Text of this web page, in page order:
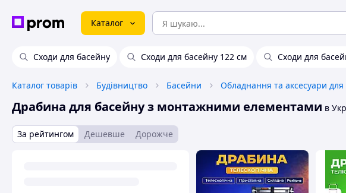
Каталог
Сходи для басейну Сходи для басейну 122 см Сходи для
Каталог товарів Будівництво Басейни
Драбина для басейну з монтажними елементами в
За рейтингом Дешевше Дорожче